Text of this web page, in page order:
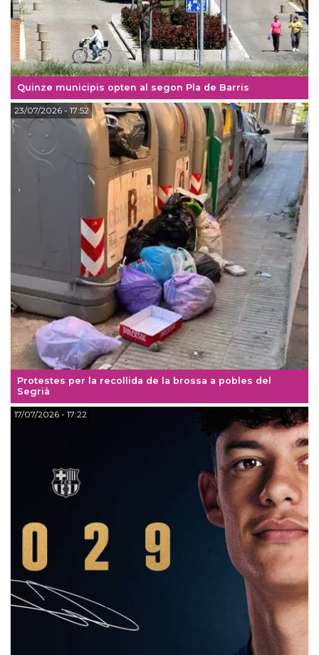
Quinze municipis opten al segon Pla de Barris
Protestes per la recollida de la brossa a pobles del
Segrià
23/07/2026- 17:52
17/07/2026- 17:22